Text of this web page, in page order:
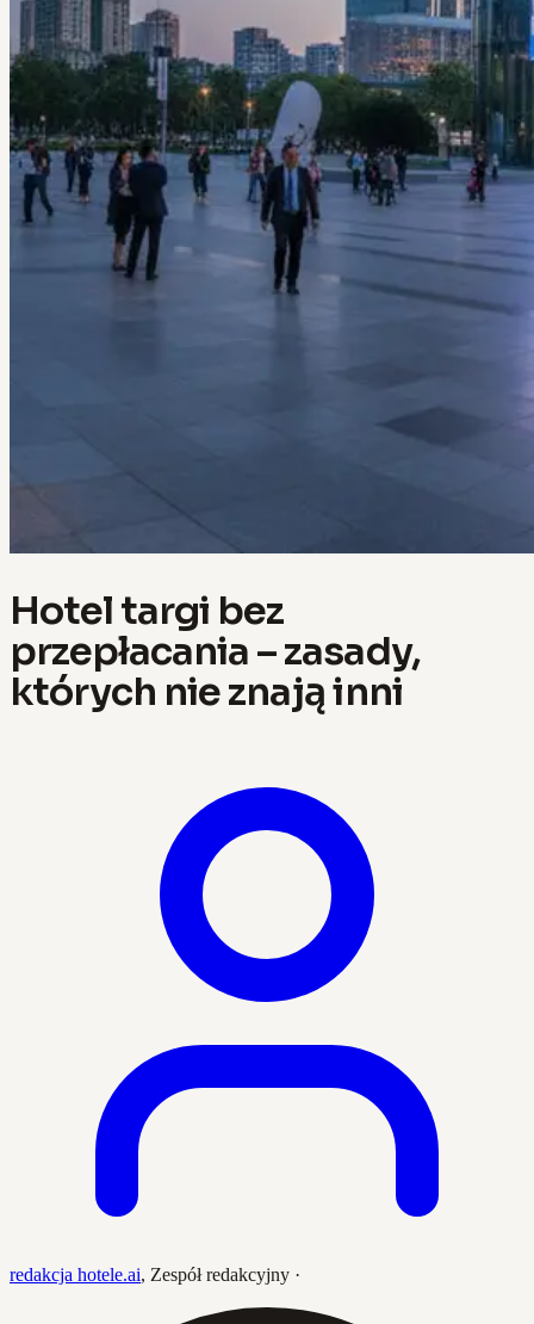
Hotel targi bez
przepłacania – zasady,
których nie znają inni
redakcja hotele.ai, Zespół redakcyjny ·